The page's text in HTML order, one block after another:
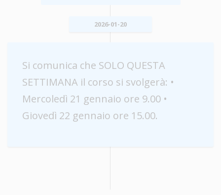
2026-01-20
Si comunica che SOLO QUESTA
SETTIMANA il corso si svolgerà: •
Mercoledì 21 gennaio ore 9.00 •
Giovedì 22 gennaio ore 15.00.